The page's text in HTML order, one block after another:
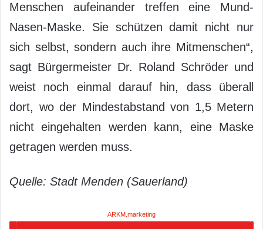
Menschen aufeinander treffen eine Mund-
Nasen-Maske. Sie schützen damit nicht nur
sich selbst, sondern auch ihre Mitmenschen“,
sagt Bürgermeister Dr. Roland Schröder und
weist noch einmal darauf hin, dass überall
dort, wo der Mindestabstand von 1,5 Metern
nicht eingehalten werden kann, eine Maske
getragen werden muss.
Quelle: Stadt Menden (Sauerland)
ARKM.marketing